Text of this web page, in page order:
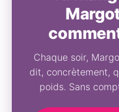
Chaque soir,
dit, concrètement,
poids. Sans